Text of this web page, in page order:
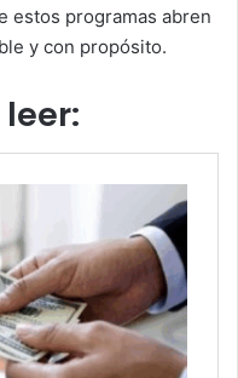
estos programas abren
y con propósito.